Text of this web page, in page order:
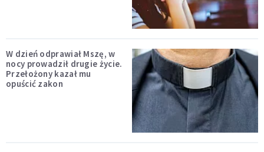
W dzień odprawiał Mszę, w
nocy prowadził drugie życie.
Przełożony kazał mu
opuścić zakon